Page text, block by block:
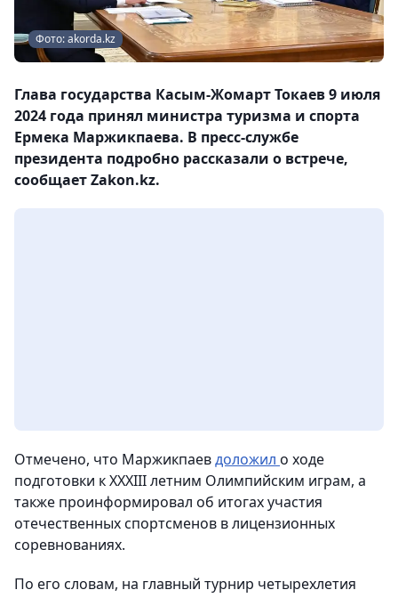
Фото: akorda.kz
Глава государства Касым-Жомарт Токаев 9 июля
2024 года принял министра туризма и спорта
Ермека Маржикпаева. В пресс-службе
президента подробно рассказали о встрече,
сообщает Zakon.kz.
Отмечено, что Маржикпаевдоложил о ходе
подготовки к ХХХІІІ летним Олимпийским играм, а
также проинформировал об итогах участия
отечественных спортсменов в лицензионных
соревнованиях.
По его словам, на главный турнир четырехлетия